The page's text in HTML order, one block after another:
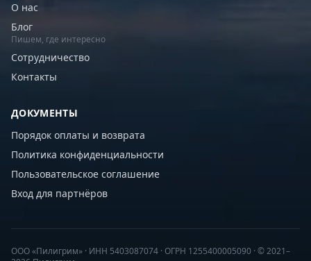
О нас
Блог
Пишем, где интересно
Сотрудничество
Контакты
ДОКУМЕНТЫ
Порядок оплаты и возврата
Политика конфиденциальности
Пользовательское соглашение
Вход для партнёров
ООО «Пилигрим» · ИНН 5403087074 · ОГРН 1255400005090 · © 2021–